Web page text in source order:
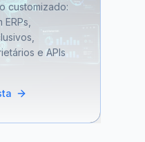
customizado:
e APIs